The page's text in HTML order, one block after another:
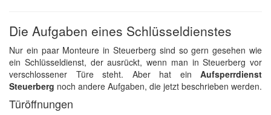
Die Aufgaben eines Schlüsseldienstes
Nur ein paar Monteure in Steuerberg sind so gern gesehen wie
ein Schlüsseldienst, der ausrückt, wenn man in Steuerberg vor
verschlossener Türe steht. Aber hat ein Aufsperrdienst
Steuerberg noch andere Aufgaben, die jetzt beschrieben werden.
Türöffnungen